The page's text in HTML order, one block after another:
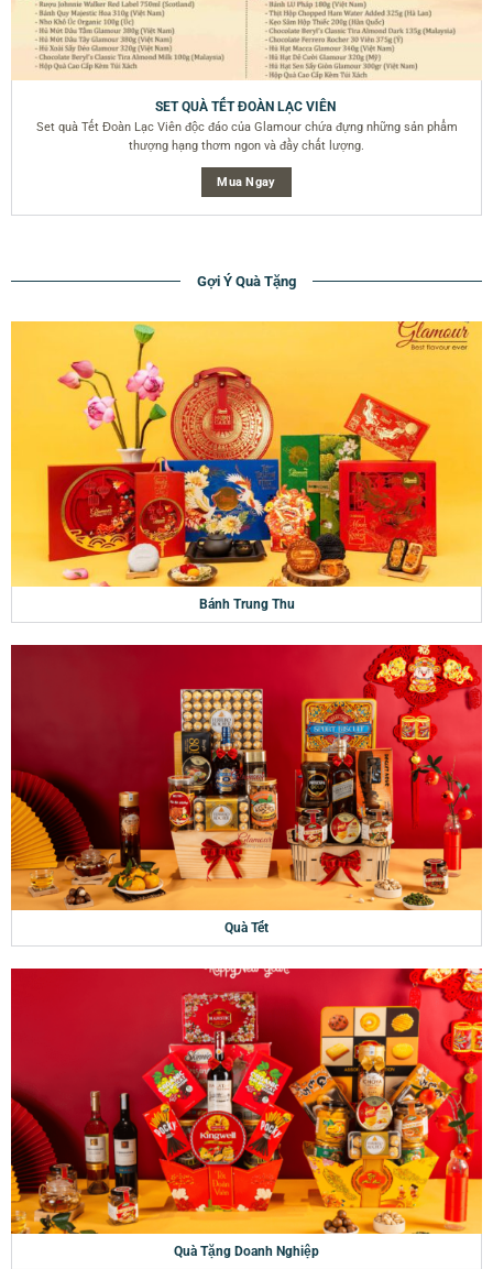
SET QUÀ TẾT ĐOÀN LẠC VIÊN
Set quà Tết Đoàn Lạc Viên độc đáo của Glamour chứa đựng những sản phẩm
thượng hạng thơm ngon và đầy chất lượng.
Mua Ngay
Gợi Ý Quà Tặng
Bánh Trung Thu
Quà Tết
Quà Tặng Doanh Nghiệp